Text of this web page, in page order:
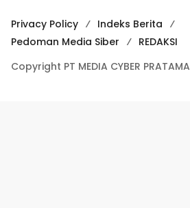
Privacy Policy
Indeks Berita
Pedoman Media Siber
REDAKSI
Copyright PT MEDIA CYBER PRATAMA